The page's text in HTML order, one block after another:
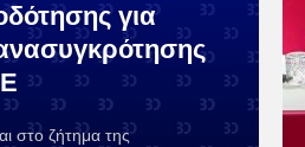
για
στο ζήτημα της